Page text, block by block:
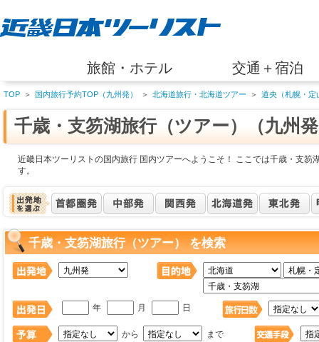
旅館・ホテル 交通＋宿泊
TOP ＞ 国内旅行予約TOP（九州発） ＞ 北海道旅行・北海道ツアー ＞ 道央（札幌・定
千歳・支笏湖旅行（ツアー）（九州
近畿日本ツーリストの国内旅行 国内ツアーへようこそ！ ここでは千歳・支笏
す。
千歳・支笏湖旅行（ツアー） を検索
年 月 日
から まで